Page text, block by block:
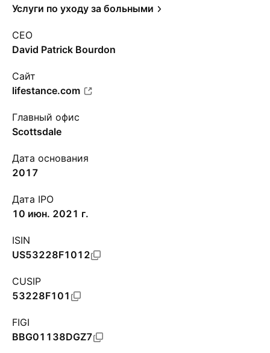
Услуги по уходу за больными
CEO
David Patrick Bourdon
Сайт
lifestance.com
Главный офис
Scottsdale
Дата основания
2017
Дата IPO
10 июн. 2021 г.
ISIN
US53228F1012
CUSIP
53228F101
FIGI
BBG01138DGZ7